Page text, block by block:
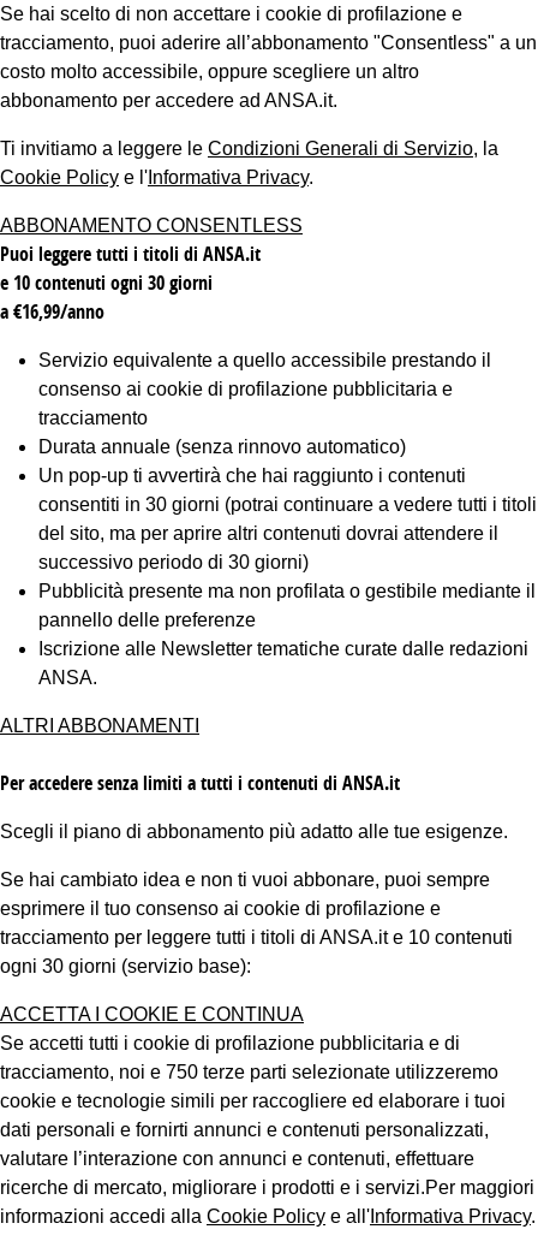
Se hai scelto di non accettare i cookie di profilazione e
tracciamento, puoi aderire all’abbonamento "Consentless" a un
costo molto accessibile, oppure scegliere un altro
abbonamento per accedere ad ANSA.it.
Ti invitiamo a leggere le Condizioni Generali di Servizio, la
Cookie Policy e l' Informativa Privacy.
ABBONAMENTO CONSENTLESS
Puoi leggere tutti i titoli di ANSA.it
e 10 contenuti ogni 30 giorni
a €16,99/anno
Servizio equivalente a quello accessibile prestando il
consenso ai cookie di profilazione pubblicitaria e
tracciamento
Durata annuale (senza rinnovo automatico)
Un pop-up ti avvertirà che hai raggiunto i contenuti
consentiti in 30 giorni (potrai continuare a vedere tutti i titoli
del sito, ma per aprire altri contenuti dovrai attendere il
successivo periodo di 30 giorni)
Pubblicità presente ma non profilata o gestibile mediante il
pannello delle preferenze
Iscrizione alle Newsletter tematiche curate dalle redazioni
ANSA.
ALTRI ABBONAMENTI
Per accedere senza limiti a tutti i contenuti di ANSA.it
Scegli il piano di abbonamento più adatto alle tue esigenze.
Se hai cambiato idea e non ti vuoi abbonare, puoi sempre
esprimere il tuo consenso ai cookie di profilazione e
tracciamento per leggere tutti i titoli di ANSA.it e 10 contenuti
ogni 30 giorni (servizio base):
ACCETTA I COOKIE E CONTINUA
Se accetti tutti i cookie di profilazione pubblicitaria e di
tracciamento, noi e 750 terze parti selezionate utilizzeremo
cookie e tecnologie simili per raccogliere ed elaborare i tuoi
dati personali e fornirti annunci e contenuti personalizzati,
valutare l’interazione con annunci e contenuti, effettuare
ricerche di mercato, migliorare i prodotti e i servizi.Per maggiori
informazioni accedi alla Cookie Policy e all' Informativa Privacy.